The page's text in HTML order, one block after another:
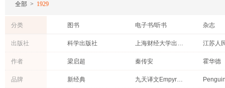
全部 > 1929
分类 图书 电子书/听书 杂志
出版社 科学出版社 上海财经大学出版社
江苏人
中央编译出版社
法律出版社
作者 梁启超 秦传安
霍华德
顾海良
李硕
李欣
品牌 新经典 九天译文Empyrean Translation